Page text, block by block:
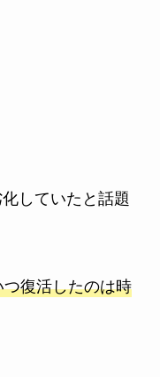
していたと話題
復活したのは時